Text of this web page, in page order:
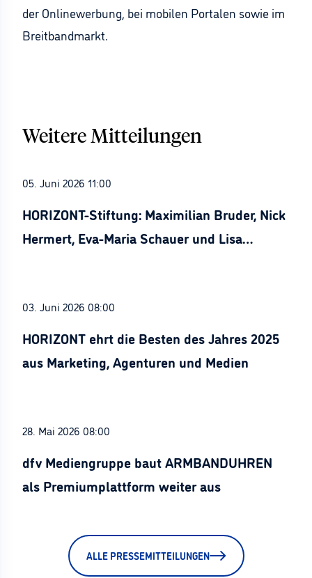
der Onlinewerbung, bei mobilen Portalen sowie im
Breitbandmarkt.
Weitere Mitteilungen
05. Juni 2026 11:00
HORIZONT-Stiftung: Maximilian Bruder, Nick
Hermert, Eva-Maria Schauer und Lisa
03. Juni 2026 08:00
HORIZONT ehrt die Besten des Jahres 2025
aus Marketing, Agenturen und Medien
28. Mai 2026 08:00
dfv Mediengruppe baut ARMBANDUHREN
als Premiumplattform weiter aus
ALLE PRESSEMITTEILUNGEN